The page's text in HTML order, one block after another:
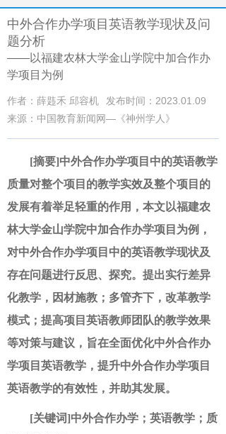
中外合作办学项目英语教学现状及问
题分析
——以福建农林大学金山学院中加合作办
学项目为例
作者：薛韪禾 邱容机
发布时间：2023.01.09
来源：中国教育新闻网—《神州学人》
[摘要]中外合作办学项目中的英语教学
质量对整个项目的教学实效及整个项目的
发展有着举足轻重的作用，本文以福建农
林大学金山学院中加合作办学项目为例，
对中外合作办学项目中的英语教学现状及
存在问题进行反思、探究。提出实行差异
化教学，因材施教；多管齐下，改革教学
模式；提高项目英语教师团队的教学效果
等对策与建议，旨在全面优化中外合作办
学项目英语教学，提升中外合作办学项目
英语教学的有效性，并助其发展。
[关键词]中外合作办学；英语教学；质